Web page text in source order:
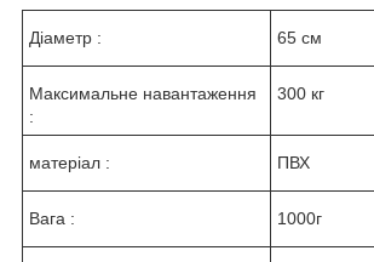
Діаметр : 65 см
Максимальне навантаження
:
300 кг
матеріал : ПВХ
Вага : 1000г